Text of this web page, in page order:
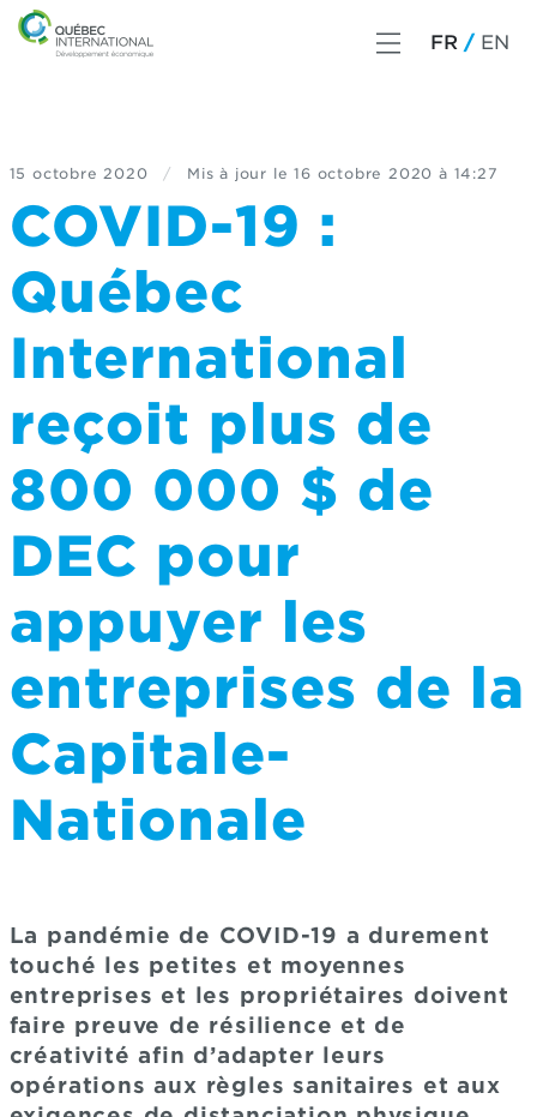
FR EN
15 octobre 2020 / Mis à jour le 16 octobre 2020 à 14:27
COVID-19 :
Québec
International
reçoit plus de
800 000 $ de
DEC pour
appuyer les
entreprises de la
Capitale-
Nationale
La pandémie de COVID-19 a durement
touché les petites et moyennes
entreprises et les propriétaires doivent
faire preuve de résilience et de
créativité afin d’adapter leurs
opérations aux règles sanitaires et aux